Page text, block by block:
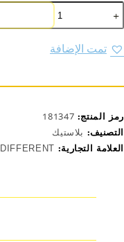
كمية
مطرة
ماء
بلاستيك
موديل
تمت الإضافة
رمز المنتج: 181347
التصنيف: بلاستيك
العلامة التجارية: DIFFERENT